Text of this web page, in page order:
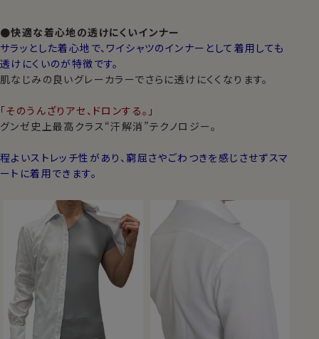
●快適な着心地の透けにくいインナー
サラッとした着心地で、ワイシャツのインナーとして着用しても
透けにくいのが特徴です。
肌なじみの良いグレーカラーでさらに透けにくくなります。
「そのうんざりアセ、ドロンする。」
グンゼ史上最高クラス“汗解消”テクノロジー。
程よいストレッチ性があり、窮屈さやごわつきを感じさせずスマ
ートに着用できます。